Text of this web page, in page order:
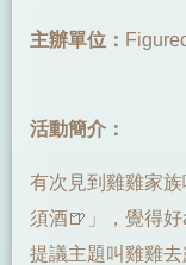
主辦單位：
活動簡介：
有次見到雞雞家
須酒🍺」，覺得
提議主題叫雞雞